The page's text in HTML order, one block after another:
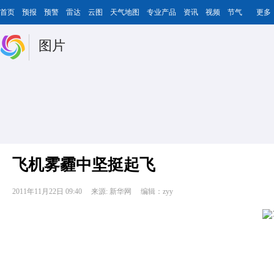
首页 预报 预警 雷达 云图 天气地图 专业产品 资讯 视频 节气 更多
图片
飞机雾霾中坚挺起飞
2011年11月22日 09:40 来源: 新华网 编辑：zyy